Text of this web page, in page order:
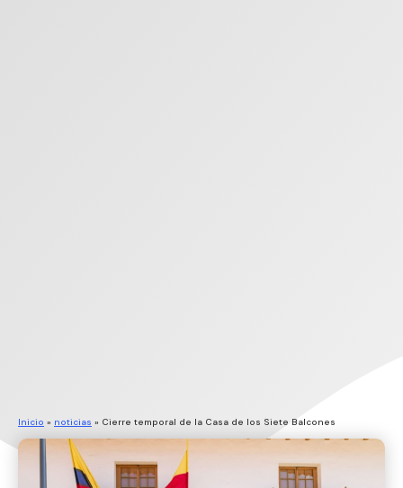
Inicio » noticias » Cierre temporal de la Casa de los Siete Balcones